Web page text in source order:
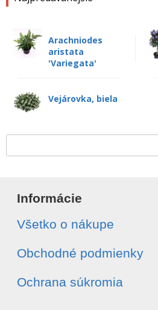
Arachniodes
aristata
'Variegata'
Vejárovka, biela
Informácie
Všetko o nákupe
Obchodné podmienky
Ochrana súkromia